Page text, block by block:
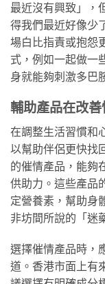
最近沒有興致」，
得我們最近好像少
場白比指責或抱怨
式，例如一起做一
身就能夠刺激多巴
輔助產品在改
在調整生活習慣和
以幫助伴侶更快找
的催情產品，能夠
供助力。這些產品
定營養素，幫助身
非坊間所說的「迷
選擇催情產品時，
道。香港市面上有